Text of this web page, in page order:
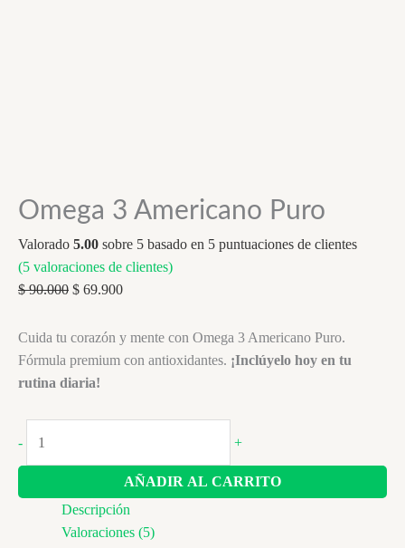
Omega 3 Americano Puro
Valorado 5.00 sobre 5 basado en 5 puntuaciones de clientes
(5 valoraciones de clientes)
$90.000 Original
was:
$ 90.000.
$ 69.900Current
is:
$ 69.900.
Cuida tu corazón y mente con Omega 3 Americano Puro.
Fórmula premium con antioxidantes. ¡Inclúyelo hoy en tu
rutina diaria!
-
Puro
+
AÑADIR AL CARRITO
Descripción
Valoraciones (5)